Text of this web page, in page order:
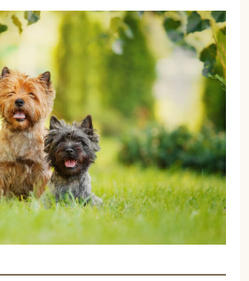
寄付活動